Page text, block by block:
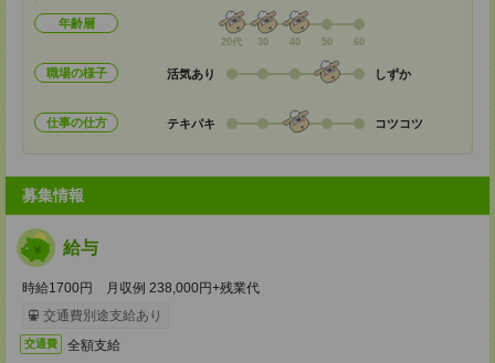
年齢層
20代 30 40 50 60
職場の様子 活気あり しずか
仕事の仕方 テキパキ コツコツ
募集情報
給与
時給1700円 月収例 238,000円+残業代
交通費別途支給あり
交通費 全額支給